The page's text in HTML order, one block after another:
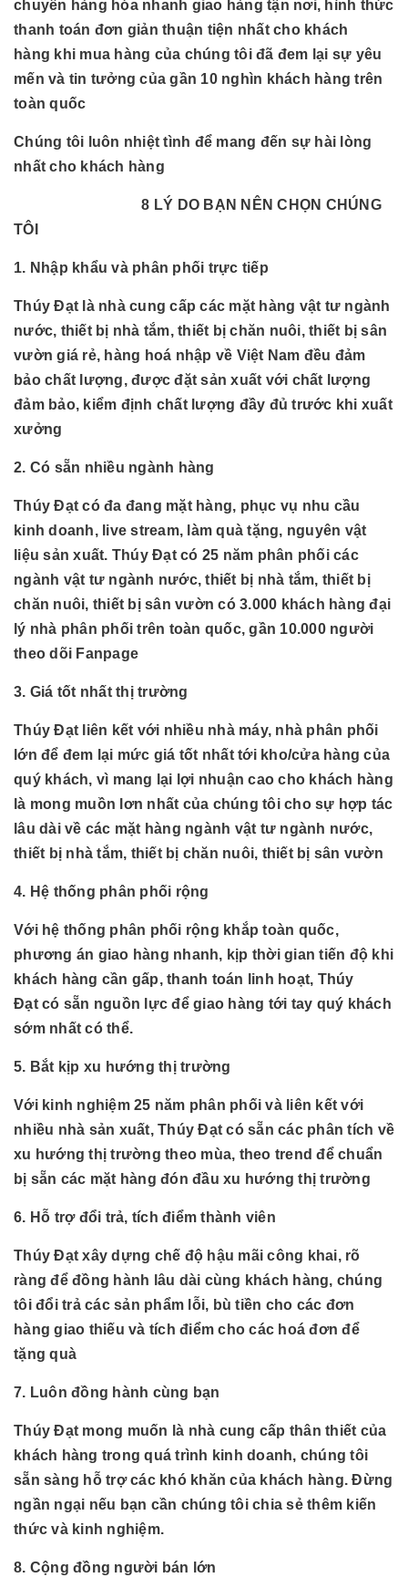
chuyển hàng hóa nhanh giao hàng tận nơi, hình thức
thanh toán đơn giản thuận tiện nhất cho khách
hàng khi mua hàng của chúng tôi đã đem lại sự yêu
mến và tin tưởng của gần 10 nghìn khách hàng trên
toàn quốc
Chúng tôi luôn nhiệt tình để mang đến sự hài lòng
nhất cho khách hàng
8 LÝ DO BẠN NÊN CHỌN CHÚNG
TÔI
1. Nhập khẩu và phân phối trực tiếp
Thúy Đạt là nhà cung cấp các mặt hàng vật tư ngành
nước, thiết bị nhà tắm, thiết bị chăn nuôi, thiết bị sân
vườn giá rẻ, hàng hoá nhập về Việt Nam đều đảm
bảo chất lượng, được đặt sản xuất với chất lượng
đảm bảo, kiểm định chất lượng đầy đủ trước khi xuất
xưởng
2. Có sẵn nhiều ngành hàng
Thúy Đạt có đa đang mặt hàng, phục vụ nhu cầu
kinh doanh, live stream, làm quà tặng, nguyên vật
liệu sản xuất. Thúy Đạt có 25 năm phân phối các
ngành vật tư ngành nước, thiết bị nhà tắm, thiết bị
chăn nuôi, thiết bị sân vườn có 3.000 khách hàng đại
lý nhà phân phối trên toàn quốc, gần 10.000 người
theo dõi Fanpage
3. Giá tốt nhất thị trường
Thúy Đạt liên kết với nhiều nhà máy, nhà phân phối
lớn để đem lại mức giá tốt nhất tới kho/cửa hàng của
quý khách, vì mang lại lợi nhuận cao cho khách hàng
là mong muồn lơn nhất của chúng tôi cho sự hợp tác
lâu dài về các mặt hàng ngành vật tư ngành nước,
thiết bị nhà tắm, thiết bị chăn nuôi, thiết bị sân vườn
4. Hệ thống phân phối rộng
Với hệ thống phân phối rộng khắp toàn quốc,
phương án giao hàng nhanh, kịp thời gian tiến độ khi
khách hàng cần gấp, thanh toán linh hoạt, Thúy
Đạt có sẵn nguồn lực để giao hàng tới tay quý khách
sớm nhất có thể.
5. Bắt kịp xu hướng thị trường
Với kinh nghiệm 25 năm phân phối và liên kết với
nhiều nhà sản xuất, Thúy Đạt có sẵn các phân tích về
xu hướng thị trường theo mùa, theo trend để chuẩn
bị sẵn các mặt hàng đón đầu xu hướng thị trường
6. Hỗ trợ đổi trả, tích điểm thành viên
Thúy Đạt xây dựng chế độ hậu mãi công khai, rõ
ràng để đồng hành lâu dài cùng khách hàng, chúng
tôi đổi trả các sản phẩm lỗi, bù tiền cho các đơn
hàng giao thiếu và tích điểm cho các hoá đơn để
tặng quà
7. Luôn đồng hành cùng bạn
Thúy Đạt mong muốn là nhà cung cấp thân thiết của
khách hàng trong quá trình kinh doanh, chúng tôi
sẵn sàng hỗ trợ các khó khăn của khách hàng. Đừng
ngần ngại nếu bạn cần chúng tôi chia sẻ thêm kiến
thức và kinh nghiệm.
8. Cộng đồng người bán lớn